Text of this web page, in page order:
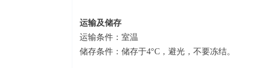
运输及储存
运输条件： 室温
储存条件： 储存于4°C，避光，不要冻结。